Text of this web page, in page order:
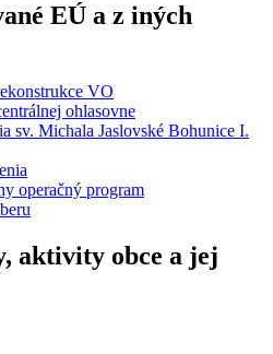
EÚ a z iných
aktivity obce a jej